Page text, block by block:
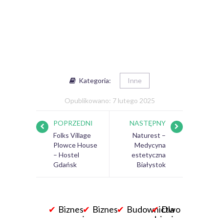
Kategoria: Inne
Opublikowano: 7 lutego 2025
POPRZEDNI
Folks Village
Plowce House
– Hostel
Gdańsk
NASTĘPNY
Naturest –
Medycyna
estetyczna
Białystok
Biznes
Biznes
Budownictwo
Dla